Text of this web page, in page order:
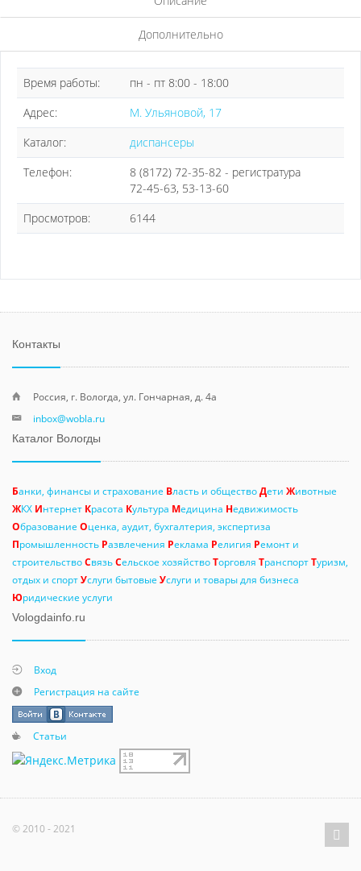
Дополнительно
Время работы:
пн - пт 8:00 - 18:00
Адрес:
М. Ульяновой, 17
Каталог:
диспансеры
Телефон:
8 (8172) 72-35-82 - регистратура
72-45-63, 53-13-60
Просмотров:
6144
Контакты
Россия, г. Вологда, ул. Гончарная, д. 4а
inbox@wobla.ru
Каталог Вологды
Банки, финансы и страхование Власть и обществоДети Животные
ЖКХ Интернет Красота Культура Медицина Недвижимость
Образование Оценка, аудит, бухгалтерия, экспертиза
Промышленность Развлечения Реклама Религия Ремонт и
строительствоСвязьСельское хозяйствоТорговля ТранспортТуризм,
отдых и спортУслуги бытовые Услуги и товары для бизнеса
Юридические услуги
Vologdainfo.ru
Вход
Регистрация на сайте
Статьи
© 2010 - 2021